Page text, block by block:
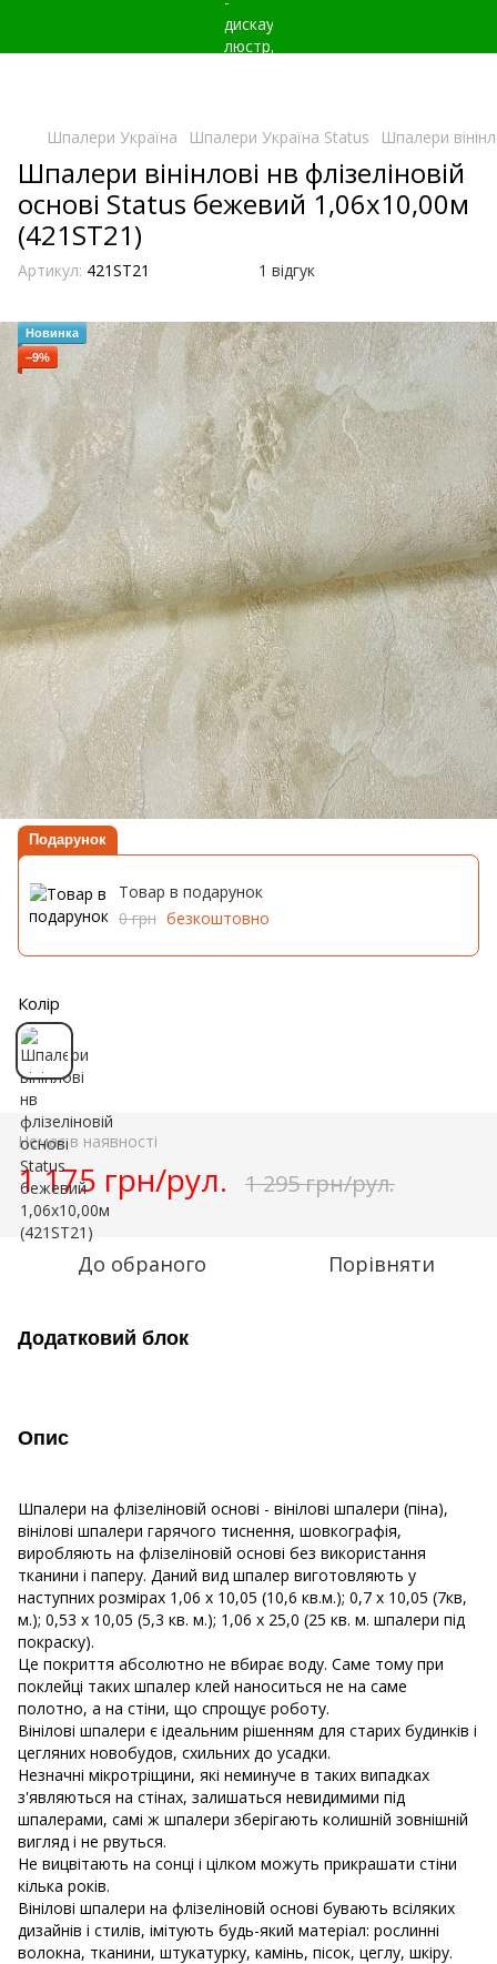
Шпалери Україна Шпалери Україна Status Шпалери
Шпалери вінінлові нв флізеліновій
основі Status бежевий 1,06х10,00м
(421ST21)
Артикул: 421ST21 1 відгук
Новинка
−9%
Подарунок
Товар в подарунок
0 грн безкоштовно
Колір
Немає в наявності
1 175 грн/рул. 1 295 грн/рул.
До обраного Порівняти
Додатковий блок
Опис
Шпалери на флізеліновій основі - вінілові шпалери (піна),
вінілові шпалери гарячого тиснення, шовкографія,
виробляють на флізеліновій основі без використання
тканини і паперу. Даний вид шпалер виготовляють у
наступних розмірах 1,06 х 10,05 (10,6 кв.м.); 0,7 х 10,05 (7кв,
м.); 0,53 х 10,05 (5,3 кв. м.); 1,06 х 25,0 (25 кв. м. шпалери під
покраску).
Це покриття абсолютно не вбирає воду. Саме тому при
поклейці таких шпалер клей наноситься не на саме
полотно, а на стіни, що спрощує роботу.
Вінілові шпалери є ідеальним рішенням для старих будинків і
цегляних новобудов, схильних до усадки.
Незначні мікротріщини, які неминуче в таких випадках
з'являються на стінах, залишаться невидимими під
шпалерами, самі ж шпалери зберігають колишній зовнішній
вигляд і не рвуться.
Не вицвітають на сонці і цілком можуть прикрашати стіни
кілька років.
Вінілові шпалери на флізеліновій основі бувають всіляких
дизайнів і стилів, імітують будь-який матеріал: рослинні
волокна, тканини, штукатурку, камінь, пісок, цеглу, шкіру.